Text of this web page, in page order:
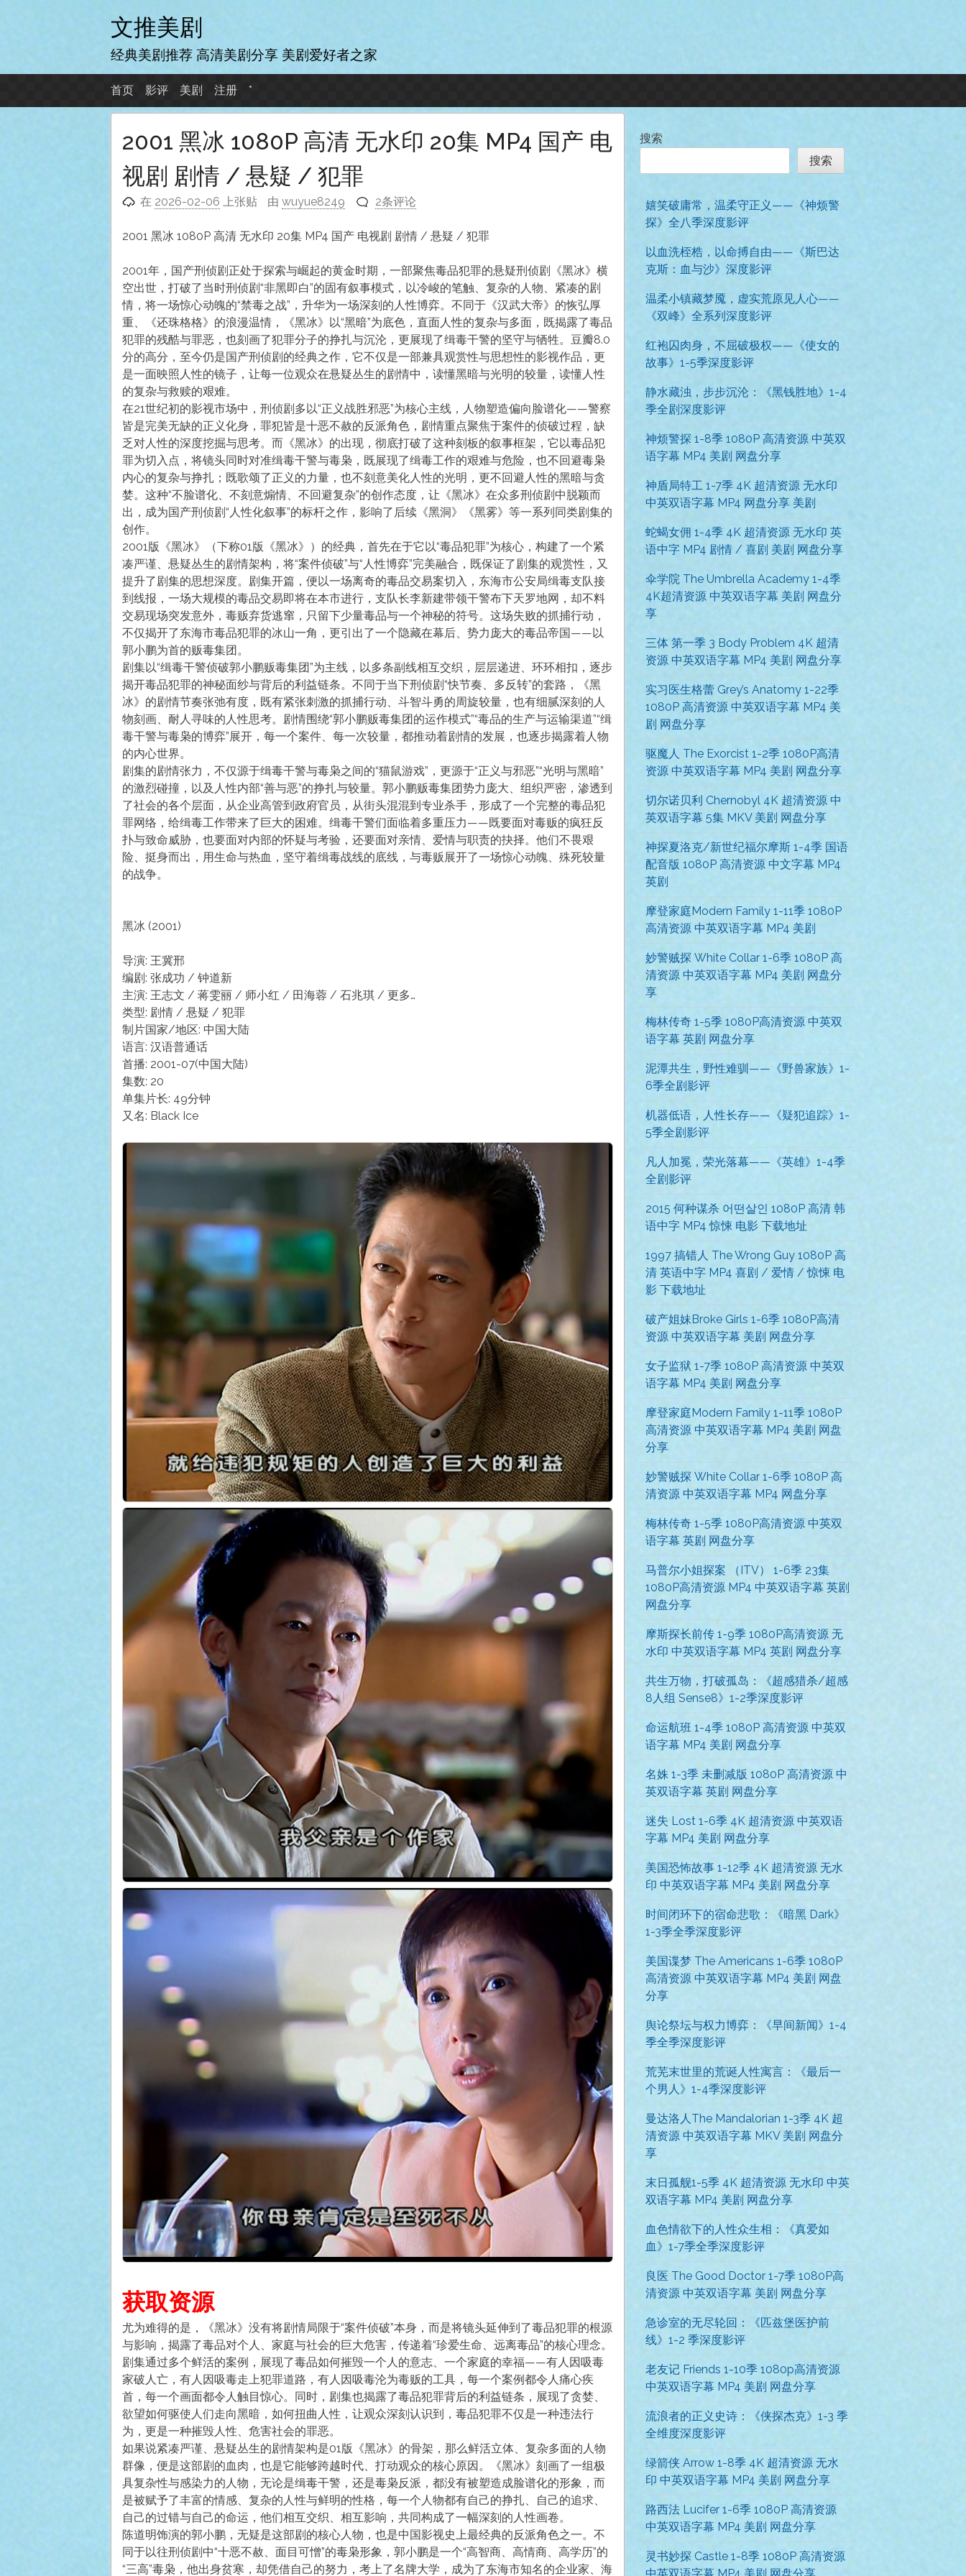
跳
至
内
文推美剧
经典美剧推荐 高清美剧分享 美剧爱好者之家
首页 影评 美剧 注册 *
2001 黑冰 1080P 高清 无水印 20集 MP4 国产 电
视剧 剧情 / 悬疑 / 犯罪
在 2026-02-06 上张贴 由wuyue8249 2条评论
2001 黑冰 1080P 高清 无水印 20集 MP4 国产 电视剧 剧情 / 悬疑 / 犯罪
2001年，国产刑侦剧正处于探索与崛起的黄金时期，一部聚焦毒品犯罪的悬疑刑侦剧《黑冰》横
空出世，打破了当时刑侦剧“非黑即白”的固有叙事模式，以冷峻的笔触、复杂的人物、紧凑的剧
情，将一场惊心动魄的“禁毒之战”，升华为一场深刻的人性博弈。不同于《汉武大帝》的恢弘厚
重、《还珠格格》的浪漫温情，《黑冰》以“黑暗”为底色，直面人性的复杂与多面，既揭露了毒品
犯罪的残酷与罪恶，也刻画了犯罪分子的挣扎与沉沦，更展现了缉毒干警的坚守与牺牲。豆瓣8.0
分的高分，至今仍是国产刑侦剧的经典之作，它不仅是一部兼具观赏性与思想性的影视作品，更
是一面映照人性的镜子，让每一位观众在悬疑丛生的剧情中，读懂黑暗与光明的较量，读懂人性
的复杂与救赎的艰难。
在21世纪初的影视市场中，刑侦剧多以“正义战胜邪恶”为核心主线，人物塑造偏向脸谱化——警察
皆是完美无缺的正义化身，罪犯皆是十恶不赦的反派角色，剧情重点聚焦于案件的侦破过程，缺
乏对人性的深度挖掘与思考。而《黑冰》的出现，彻底打破了这种刻板的叙事框架，它以毒品犯
罪为切入点，将镜头同时对准缉毒干警与毒枭，既展现了缉毒工作的艰难与危险，也不回避毒枭
内心的复杂与挣扎；既歌颂了正义的力量，也不刻意美化人性的光明，更不回避人性的黑暗与贪
婪。这种“不脸谱化、不刻意煽情、不回避复杂”的创作态度，让《黑冰》在众多刑侦剧中脱颖而
出，成为国产刑侦剧“人性化叙事”的标杆之作，影响了后续《黑洞》《黑雾》等一系列同类剧集的
创作。
2001版《黑冰》（下称01版《黑冰》）的经典，首先在于它以“毒品犯罪”为核心，构建了一个紧
凑严谨、悬疑丛生的剧情架构，将“案件侦破”与“人性博弈”完美融合，既保证了剧集的观赏性，又
提升了剧集的思想深度。剧集开篇，便以一场离奇的毒品交易案切入，东海市公安局缉毒支队接
到线报，一场大规模的毒品交易即将在本市进行，支队长李新建带领干警布下天罗地网，却不料
交易现场突发意外，毒贩弃货逃窜，只留下少量毒品与一个神秘的符号。这场失败的抓捕行动，
不仅揭开了东海市毒品犯罪的冰山一角，更引出了一个隐藏在幕后、势力庞大的毒品帝国——以
郭小鹏为首的贩毒集团。
剧集以“缉毒干警侦破郭小鹏贩毒集团”为主线，以多条副线相互交织，层层递进、环环相扣，逐步
揭开毒品犯罪的神秘面纱与背后的利益链条。不同于当下刑侦剧“快节奏、多反转”的套路，《黑
冰》的剧情节奏张弛有度，既有紧张刺激的抓捕行动、斗智斗勇的周旋较量，也有细腻深刻的人
物刻画、耐人寻味的人性思考。剧情围绕“郭小鹏贩毒集团的运作模式”“毒品的生产与运输渠道”“缉
毒干警与毒枭的博弈”展开，每一个案件、每一次较量，都推动着剧情的发展，也逐步揭露着人物
的内心世界。
剧集的剧情张力，不仅源于缉毒干警与毒枭之间的“猫鼠游戏”，更源于“正义与邪恶”“光明与黑暗”
的激烈碰撞，以及人性内部“善与恶”的挣扎与较量。郭小鹏贩毒集团势力庞大、组织严密，渗透到
了社会的各个层面，从企业高管到政府官员，从街头混混到专业杀手，形成了一个完整的毒品犯
罪网络，给缉毒工作带来了巨大的困难。缉毒干警们面临着多重压力——既要面对毒贩的疯狂反
扑与致命威胁，也要面对内部的怀疑与考验，还要面对亲情、爱情与职责的抉择。他们不畏艰
险、挺身而出，用生命与热血，坚守着缉毒战线的底线，与毒贩展开了一场惊心动魄、殊死较量
的战争。
黑冰 (2001)
导演: 王冀邢
编剧: 张成功 / 钟道新
主演: 王志文 / 蒋雯丽 / 师小红 / 田海蓉 / 石兆琪 / 更多…
类型: 剧情 / 悬疑 / 犯罪
制片国家/地区: 中国大陆
语言: 汉语普通话
首播: 2001-07(中国大陆)
集数: 20
单集片长: 49分钟
又名: Black Ice
获取资源
尤为难得的是，《黑冰》没有将剧情局限于“案件侦破”本身，而是将镜头延伸到了毒品犯罪的根源
与影响，揭露了毒品对个人、家庭与社会的巨大危害，传递着“珍爱生命、远离毒品”的核心理念。
剧集通过多个鲜活的案例，展现了毒品如何摧毁一个人的意志、一个家庭的幸福——有人因吸毒
家破人亡，有人因吸毒走上犯罪道路，有人因吸毒沦为毒贩的工具，每一个案例都令人痛心疾
首，每一个画面都令人触目惊心。同时，剧集也揭露了毒品犯罪背后的利益链条，展现了贪婪、
欲望如何驱使人们走向黑暗，如何扭曲人性，让观众深刻认识到，毒品犯罪不仅是一种违法行
为，更是一种摧毁人性、危害社会的罪恶。
如果说紧凑严谨、悬疑丛生的剧情架构是01版《黑冰》的骨架，那么鲜活立体、复杂多面的人物
群像，便是这部剧的血肉，也是它能够跨越时代、打动观众的核心原因。《黑冰》刻画了一组极
具复杂性与感染力的人物，无论是缉毒干警，还是毒枭反派，都没有被塑造成脸谱化的形象，而
是被赋予了丰富的情感、复杂的人性与鲜明的性格，每一个人物都有自己的挣扎、自己的追求、
自己的过错与自己的命运，他们相互交织、相互影响，共同构成了一幅深刻的人性画卷。
陈道明饰演的郭小鹏，无疑是这部剧的核心人物，也是中国影视史上最经典的反派角色之一。不
同于以往刑侦剧中“十恶不赦、面目可憎”的毒枭形象，郭小鹏是一个“高智商、高情商、高学历”的
“三高”毒枭，他出身贫寒，却凭借自己的努力，考上了名牌大学，成为了东海市知名的企业家、海
搜索
搜索
嬉笑破庸常，温柔守正义——《神烦警
探》全八季深度影评
以血洗桎梏，以命搏自由——《斯巴达
克斯：血与沙》深度影评
温柔小镇藏梦魇，虚实荒原见人心——
《双峰》全系列深度影评
红袍囚肉身，不屈破极权——《使女的
故事》1-5季深度影评
静水藏浊，步步沉沦：《黑钱胜地》1-4
季全剧深度影评
神烦警探 1-8季 1080P 高清资源 中英双
语字幕 MP4 美剧 网盘分享
神盾局特工 1-7季 4K 超清资源 无水印
中英双语字幕 MP4 网盘分享 美剧
蛇蝎女佣 1-4季 4K 超清资源 无水印 英
语中字 MP4 剧情 / 喜剧 美剧 网盘分享
伞学院 The Umbrella Academy 1-4季
4K超清资源 中英双语字幕 美剧 网盘分
享
三体 第一季 3 Body Problem 4K 超清
资源 中英双语字幕 MP4 美剧 网盘分享
实习医生格蕾 Grey’s Anatomy 1-22季
1080P 高清资源 中英双语字幕 MP4 美
剧 网盘分享
驱魔人 The Exorcist 1-2季 1080P高清
资源 中英双语字幕 MP4 美剧 网盘分享
切尔诺贝利 Chernobyl 4K 超清资源 中
英双语字幕 5集 MKV 美剧 网盘分享
神探夏洛克/新世纪福尔摩斯 1-4季 国语
配音版 1080P 高清资源 中文字幕 MP4
英剧
摩登家庭Modern Family 1-11季 1080P
高清资源 中英双语字幕 MP4 美剧
妙警贼探 White Collar 1-6季 1080P 高
清资源 中英双语字幕 MP4 美剧 网盘分
享
梅林传奇 1-5季 1080P高清资源 中英双
语字幕 英剧 网盘分享
泥潭共生，野性难驯——《野兽家族》1-
6季全剧影评
机器低语，人性长存——《疑犯追踪》1-
5季全剧影评
凡人加冕，荣光落幕——《英雄》1-4季
全剧影评
2015 何种谋杀 어떤살인 1080P 高清 韩
语中字 MP4 惊悚 电影 下载地址
1997 搞错人 The Wrong Guy 1080P 高
清 英语中字 MP4 喜剧 / 爱情 / 惊悚 电
影 下载地址
破产姐妹Broke Girls 1-6季 1080P高清
资源 中英双语字幕 美剧 网盘分享
女子监狱 1-7季 1080P 高清资源 中英双
语字幕 MP4 美剧 网盘分享
摩登家庭Modern Family 1-11季 1080P
高清资源 中英双语字幕 MP4 美剧 网盘
分享
妙警贼探 White Collar 1-6季 1080P 高
清资源 中英双语字幕 MP4 网盘分享
梅林传奇 1-5季 1080P高清资源 中英双
语字幕 英剧 网盘分享
马普尔小姐探案 （ITV） 1-6季 23集
1080P高清资源 MP4 中英双语字幕 英剧
网盘分享
摩斯探长前传 1-9季 1080P高清资源 无
水印 中英双语字幕 MP4 英剧 网盘分享
共生万物，打破孤岛：《超感猎杀/超感
8人组 Sense8》1-2季深度影评
命运航班 1-4季 1080P 高清资源 中英双
语字幕 MP4 美剧 网盘分享
名姝 1-3季 未删减版 1080P 高清资源 中
英双语字幕 英剧 网盘分享
迷失 Lost 1-6季 4K 超清资源 中英双语
字幕 MP4 美剧 网盘分享
美国恐怖故事 1-12季 4K 超清资源 无水
印 中英双语字幕 MP4 美剧 网盘分享
时间闭环下的宿命悲歌：《暗黑 Dark》
1-3季全季深度影评
美国谍梦 The Americans 1-6季 1080P
高清资源 中英双语字幕 MP4 美剧 网盘
分享
舆论祭坛与权力博弈：《早间新闻》1-4
季全季深度影评
荒芜末世里的荒诞人性寓言：《最后一
个男人》1-4季深度影评
曼达洛人The Mandalorian 1-3季 4K 超
清资源 中英双语字幕 MKV 美剧 网盘分
享
末日孤舰1-5季 4K 超清资源 无水印 中英
双语字幕 MP4 美剧 网盘分享
血色情欲下的人性众生相：《真爱如
血》1-7季全季深度影评
良医 The Good Doctor 1-7季 1080P高
清资源 中英双语字幕 美剧 网盘分享
急诊室的无尽轮回：《匹兹堡医护前
线》1-2 季深度影评
老友记 Friends 1-10季 1080p高清资源
中英双语字幕 MP4 美剧 网盘分享
流浪者的正义史诗：《侠探杰克》1-3 季
全维度深度影评
绿箭侠 Arrow 1-8季 4K 超清资源 无水
印 中英双语字幕 MP4 美剧 网盘分享
路西法 Lucifer 1-6季 1080P 高清资源
中英双语字幕 MP4 美剧 网盘分享
灵书妙探 Castle 1-8季 1080P 高清资源